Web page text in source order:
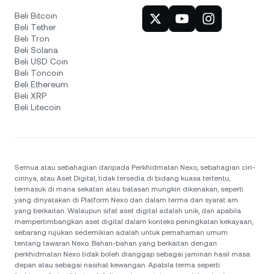
Beli Bitcoin
Beli Tether
Beli Tron
Beli Solana
Beli USD Coin
Beli Toncoin
Beli Ethereum
Beli XRP
Beli Litecoin
Semua atau sebahagian daripada Perkhidmatan Nexo, sebahagian ciri-
cirinya, atau Aset Digital, tidak tersedia di bidang kuasa tertentu,
termasuk di mana sekatan atau batasan mungkin dikenakan, seperti
yang dinyatakan di Platform Nexo dan dalam terma dan syarat am
yang berkaitan. Walaupun sifat aset digital adalah unik, dan apabila
mempertimbangkan aset digital dalam konteks peningkatan kekayaan,
sebarang rujukan sedemikian adalah untuk pemahaman umum
tentang tawaran Nexo. Bahan-bahan yang berkaitan dengan
perkhidmatan Nexo tidak boleh dianggap sebagai jaminan hasil masa
depan atau sebagai nasihat kewangan. Apabila terma seperti